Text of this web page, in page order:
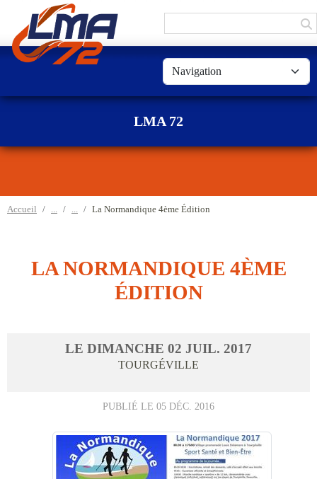
LMA 72
Accueil La Normandique 4ème Édition
LA NORMANDIQUE 4ÈME
ÉDITION
LE DIMANCHE 02 JUIL. 2017
TOURGÉVILLE
PUBLIÉ LE 05 DÉC. 2016
Panneau de gestion des cookies